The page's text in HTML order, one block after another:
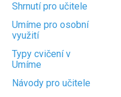
Shrnutí pro učitele
Umíme pro osobní
využití
Typy cvičení v
Umíme
Návody pro učitele